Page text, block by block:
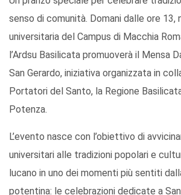
senso di comunità. Domani dalle ore 13,
universitaria del Campus di Macchia
l’Ardsu Basilicata promuoverà il Mensa
San Gerardo, iniziativa organizzata in
Portatori del Santo, la Regione
Potenza.
L’evento nasce con l’obiettivo di
universitari alle tradizioni popolari e
lucano in uno dei momenti più sentiti
potentina: le celebrazioni dedicate a